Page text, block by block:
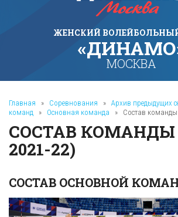
ЖЕНСКИЙ
МОСКВА
Главная » Соревнования » Архив предыдущих
команд
» Основная команда » Состав команды
СОСТАВ КОМАНДЫ
2021-22)
СОСТАВ ОСНОВНОЙ